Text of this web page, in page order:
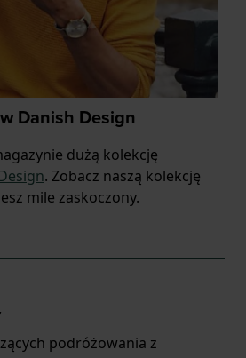
Danish Design
dużą kolekcję
. Zobacz naszą kolekcję
mile zaskoczony.
podróżowania z